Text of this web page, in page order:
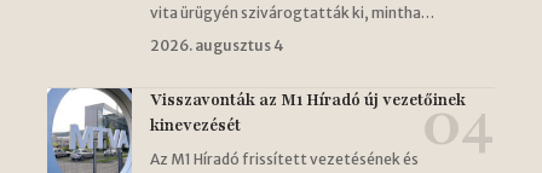
vita ürügyén szivárogtatták ki, mintha…
2026. augusztus 4
Visszavonták az M1 Híradó új vezetőinek
kinevezését
Az M1 Híradó frissített vezetésének és